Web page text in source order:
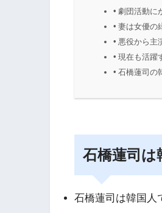
劇団活動に
妻は女優の
悪役から主
現在も活躍
石橋蓮司の
石橋蓮司は
石橋蓮司は韓国人